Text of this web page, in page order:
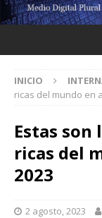
INICIO
ricas del mundo en
Estas son
ricas del
2023
2 agosto, 2023